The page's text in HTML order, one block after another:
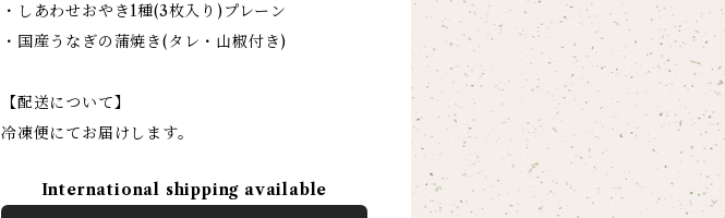
・しあわせおやき1種(3枚入り)プレーン
・国産うなぎの蒲焼き(タレ・山椒付き)
【配送について】
冷凍便にてお届けします。
International shipping available